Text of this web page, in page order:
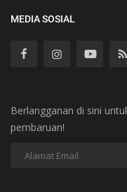
MEDIA SOSIAL
Berlangganan di sini
pembaruan!